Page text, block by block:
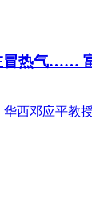
冒热气……
西邓应平教